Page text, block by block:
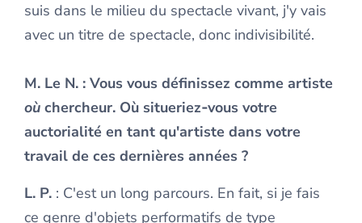
suis dans le milieu du spectacle vivant, j'y vais
avec un titre de spectacle, donc indivisibilité.
M. Le N. : Vous vous définissez comme artiste
où chercheur. Où situeriez‑vous votre
auctorialité en tant qu'artiste dans votre
travail de ces dernières années ?
L. P. : C'est un long parcours. En fait, si je fais
ce genre d'objets performatifs de type